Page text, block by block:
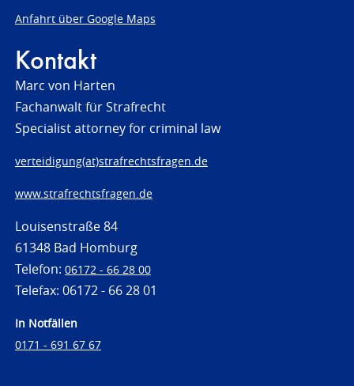
Anfahrt über Google Maps
Kontakt
Marc von Harten
Fachanwalt für Strafrecht
Specialist attorney for criminal law
verteidigung(at)strafrechtsfragen.de
www.strafrechtsfragen.de
Louisenstraße 84
61348 Bad Homburg
Telefon: 06172 - 66 28 00
Telefax: 06172 - 66 28 01
In Notfällen
0171 - 691 67 67